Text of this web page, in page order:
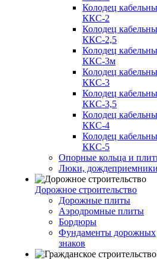
Колодец
ККС-2
Колодец
ККС-2,5
Колодец
ККС-3м
Колодец
ККС-3
Колодец
ККС-3,5
Колодец
ККС-4
Колодец
ККС-5
Опорные кольца и
Люки,
Дорожное строительство
Дорожные плиты
Аэродромные плиты
Бордюры
Фундаменты дорожных
знаков